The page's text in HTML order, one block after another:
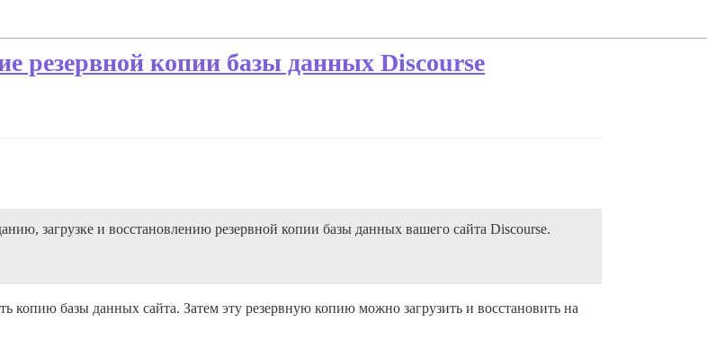
резервной копии базы данных Discourse
загрузке и восстановлению резервной копии базы данных вашего сайта Discourse.
копию базы данных сайта. Затем эту резервную копию можно загрузить и восстановить на